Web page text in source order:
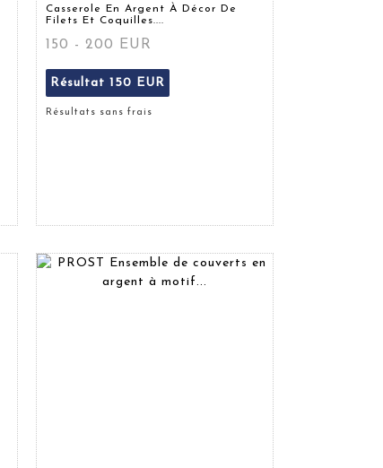
Casserole En Argent À Décor De
Filets Et Coquilles....
150 - 200 EUR
Résultat 150 EUR
Résultats sans frais